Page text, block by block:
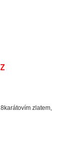
zlatem,